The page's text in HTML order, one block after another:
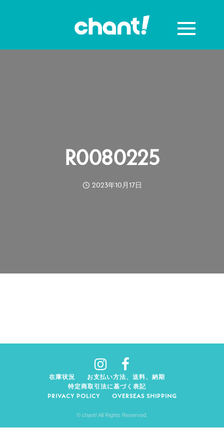
R0080225
2023年10月17日
在庫状況
お支払い方法、送料、納期
特定商取引法に基づく表記
PRIVACY POLICY
OVERSEAS SHIPPING
© chant! All Rights Reserved.